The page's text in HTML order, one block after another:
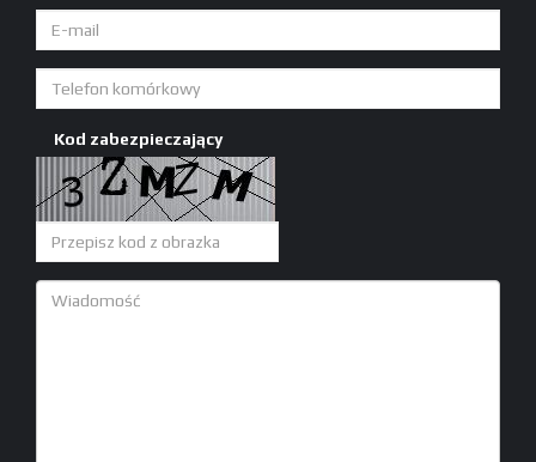
Kod zabezpieczający